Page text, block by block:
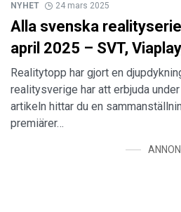
NYHET 24 mars 2025
Alla svenska
april 2025 – SVT,
Realitytopp har gjort en
realitysverige har att erbjuda
artikeln hittar du en
premiärer…